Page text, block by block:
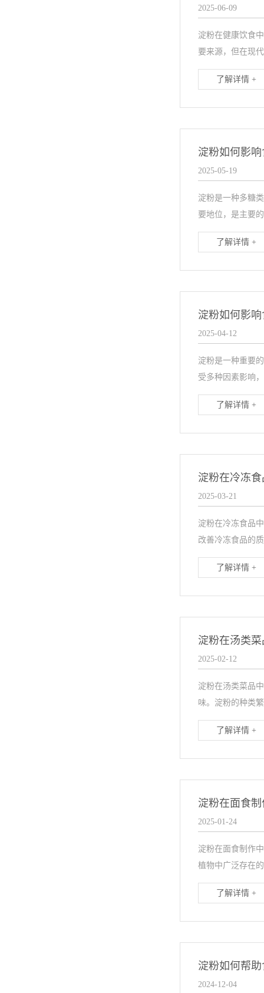
2025-06-09
淀粉在健康饮食
要来源，但在现
了解详情 +
淀粉如何影
2025-05-19
淀粉是一种多糖
要地位，是主要
了解详情 +
淀粉如何影
2025-04-12
淀粉是一种重要
受多种因素影响
了解详情 +
淀粉在冷冻
2025-03-21
淀粉在冷冻食品
改善冷冻食品的
了解详情 +
淀粉在汤类
2025-02-12
淀粉在汤类菜品
味。淀粉的种类
了解详情 +
淀粉在面食
2025-01-24
淀粉在面食制作
植物中广泛存在
了解详情 +
淀粉如何帮
2024-12-04